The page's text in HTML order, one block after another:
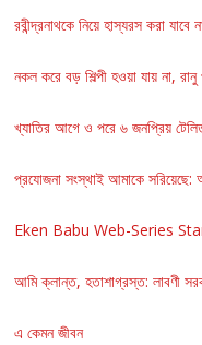
রবীন্দ্রনাথকে নিয়ে হাস্যরস করা
নকল করে বড় শিল্পী হওয়া যায় না,
খ্যাতির আগে ও পরে ৬ জনপ্রিয়
প্রযোজনা সংস্থাই আমাকে সরিয়েছে:
Eken Babu Web-Series
আমি ক্লান্ত, হতাশাগ্রস্ত: লাবণী
এ কেমন জীবন